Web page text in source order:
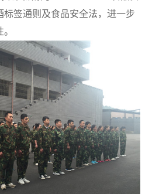
签通则及食品安全法，进一步